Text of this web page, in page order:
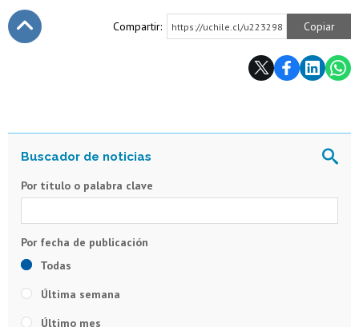
Compartir: https://uchile.cl/u223298 Copiar
Por título o palabra clave
Todas
Última semana
Último mes